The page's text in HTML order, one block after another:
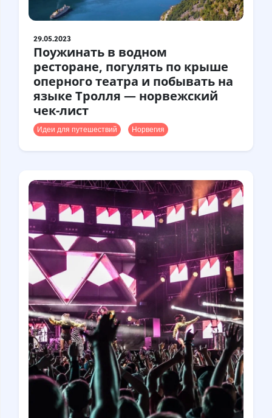
29.05.2023
Поужинать в водном
ресторане, погулять по крыше
оперного театра и побывать на
языке Тролля — норвежский
чек-лист
Идеи для путешествий Норвегия